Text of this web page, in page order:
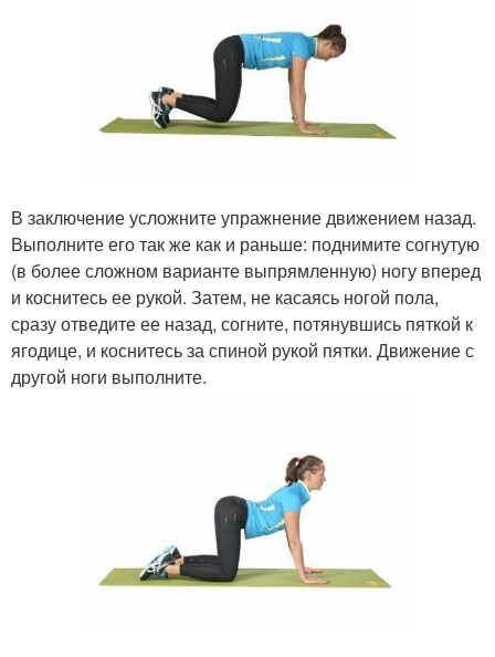
В заключение усложните упражнение движением назад.
Выполните его так же как и раньше: поднимите согнутую
(в более сложном варианте выпрямленную) ногу вперед
и коснитесь ее рукой. Затем, не касаясь ногой пола,
сразу отведите ее назад, согните, потянувшись пяткой к
ягодице, и коснитесь за спиной рукой пятки. Движение с
другой ноги выполните.